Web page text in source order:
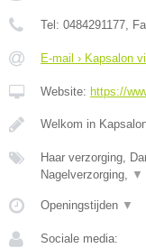
Tel: 0484291177,
E-mail › Kapsalon
Website: https://
Welkom in
Haar verzorging,
Nagelverzorging, ▼
Openingstijden ▼
Sociale media: